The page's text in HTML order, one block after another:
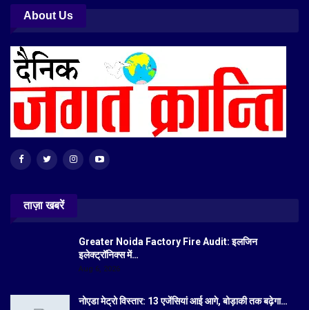
About Us
ताज़ा खबरें
Greater Noida Factory Fire Audit: इलजिन
इलेक्ट्रॉनिक्स में…
Aug 6, 2026
नोएडा मेट्रो विस्तार: 13 एजेंसियां आई आगे, बोड़ाकी तक बढ़ेगा…